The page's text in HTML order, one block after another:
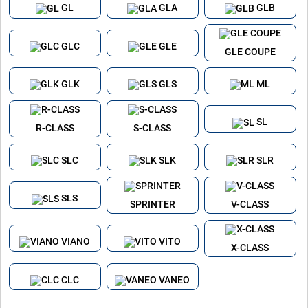
GL GLA GLB
GLC GLE
GLE COUPE
GLK GLS ML
R-CLASS S-CLASS
SL
SLC SLK SLR
SLS
SPRINTER V-CLASS
VIANO VITO
X-CLASS
CLC VANEO